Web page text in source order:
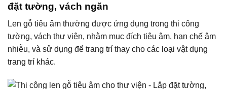
đặt tường, vách ngăn
Len gỗ tiêu âm thường được ứng dụng trong thi công
tường, vách thư viện, nhằm mục đích tiêu âm, hạn chế âm
nhiễu, và sử dụng để trang trí thay cho các loại vật dụng
trang trí khác.